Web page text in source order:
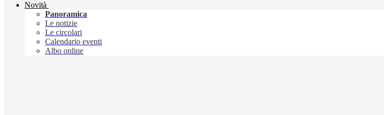
Novità
Panoramica
Le notizie
Le circolari
Calendario eventi
Albo online